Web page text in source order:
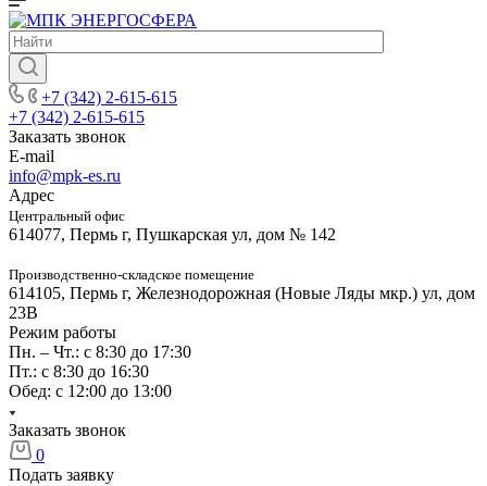
+7 (342) 2-615-615
+7 (342) 2-615-615
Заказать звонок
E-mail
info@mpk-es.ru
Адрес
Центральный офис
614077, Пермь г, Пушкарская ул, дом № 142
Производственно-складское помещение
614105, Пермь г, Железнодорожная (Новые Ляды мкр.) ул, дом
23В
Режим работы
Пн. – Чт.: с 8:30 до 17:30
Пт.: с 8:30 до 16:30
Обед: с 12:00 до 13:00
Заказать звонок
0
Подать заявку